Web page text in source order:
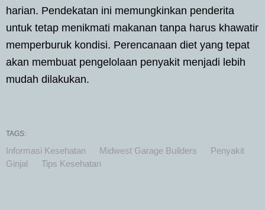
harian. Pendekatan ini memungkinkan penderita
untuk tetap menikmati makanan tanpa harus khawatir
memperburuk kondisi. Perencanaan diet yang tepat
akan membuat pengelolaan penyakit menjadi lebih
mudah dilakukan.
TAGS:
Informasi Kesehatan Midwest Garage Builders
Penyakit
Ginjal
Tips Kesehatan